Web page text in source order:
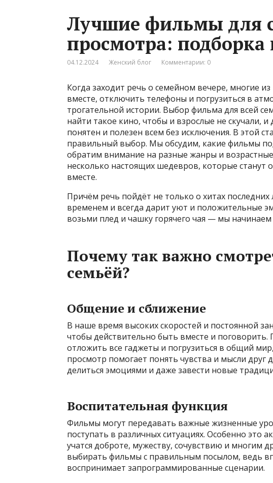
Лучшие фильмы для
просмотра:
04.12.2024 Женский блог Комментарии: 0
Когда заходит речь о семейном вечере, многие
вместе, отключить телефоны и погрузиться в
трогательной истории. Выбор фильма для всей
найти такое кино, чтобы и взрослые не скучали,
понятен и полезен всем без исключения. В этой
правильный выбор. Мы обсудим, какие фильмы
обратим внимание на разные жанры и
несколько настоящих шедевров, которые
вместе.
Причём речь пойдёт не только о хитах последних
временем и всегда дарит уют и положительные
возьми плед и чашку горячего чая — мы
Почему так важно
семьёй?
Общение и сближение
В наше время высоких скоростей и постоянной
чтобы действительно быть вместе и
отложить все гаджеты и погрузиться в общий
просмотр помогает понять чувства и мысли друг
делиться эмоциями и даже завести новые
Воспитательная функция
Фильмы могут передавать важные жизненные
поступать в различных ситуациях. Особенно это
учатся доброте, мужеству, сочувствию и многим
выбирать фильмы с правильным посылом, ведь
воспринимает запрограммированные сценарии.